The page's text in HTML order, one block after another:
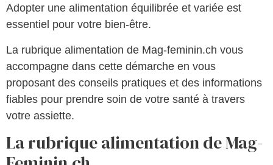
Adopter une alimentation équilibrée et variée est
essentiel pour votre bien-être.
La rubrique alimentation de Mag-feminin.ch vous
accompagne dans cette démarche en vous
proposant des conseils pratiques et des informations
fiables pour prendre soin de votre santé à travers
votre assiette.
La rubrique alimentation de Mag-